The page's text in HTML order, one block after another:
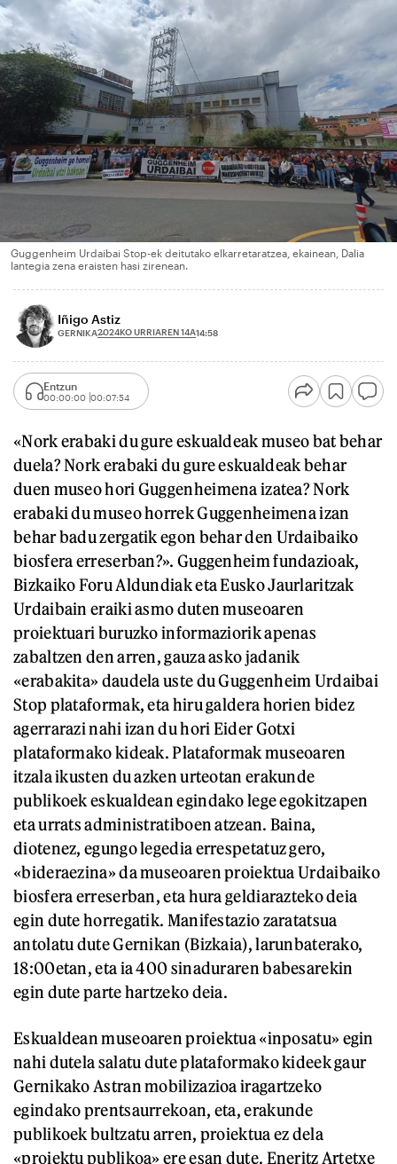
Guggenheim Urdaibai Stop-ek deitutako elkarretaratzea, ekainean, Dalia
lantegia zena eraisten hasi zirenean.
Iñigo Astiz
GERNIKA2024KO URRIAREN 14A14:58
Entzun
00:00:00 00:07:54
«Nork erabaki du gure eskualdeak museo bat behar
duela? Nork erabaki du gure eskualdeak behar
duen museo hori Guggenheimena izatea? Nork
erabaki du museo horrek Guggenheimena izan
behar badu zergatik egon behar den Urdaibaiko
biosfera erreserban?». Guggenheim fundazioak,
Bizkaiko Foru Aldundiak eta Eusko Jaurlaritzak
Urdaibain eraiki asmo duten museoaren
proiektuari buruzko informaziorik apenas
zabaltzen den arren, gauza asko jadanik
«erabakita» daudela uste du Guggenheim Urdaibai
Stop plataformak, eta hiru galdera horien bidez
agerrarazi nahi izan du hori Eider Gotxi
plataformako kideak. Plataformak museoaren
itzala ikusten du azken urteotan erakunde
publikoek eskualdean egindako lege egokitzapen
eta urrats administratiboen atzean. Baina,
diotenez, egungo legedia errespetatuz gero,
«bideraezina» da museoaren proiektua Urdaibaiko
biosfera erreserban, eta hura geldiarazteko deia
egin dute horregatik. Manifestazio zaratatsua
antolatu dute Gernikan (Bizkaia), larunbaterako,
18:00etan, eta ia 400 sinaduraren babesarekin
egin dute parte hartzeko deia.
Eskualdean museoaren proiektua «inposatu» egin
nahi dutela salatu dute plataformako kideek gaur
Gernikako Astran mobilizazioa iragartzeko
egindako prentsaurrekoan, eta, erakunde
publikoek bultzatu arren, proiektua ez dela
«proiektu publikoa» ere esan dute. Eneritz Artetxe